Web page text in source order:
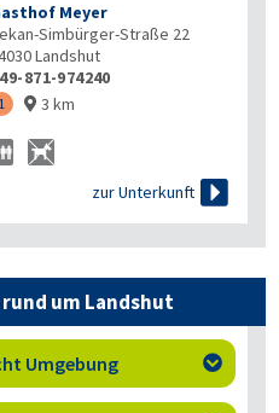
Meyer
Simbürger-Straße 22
Landshut
871-974240
1  3 km
zur Unterkunft 
um Landshut
Umgebung 